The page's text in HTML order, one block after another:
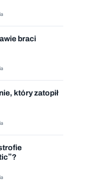
braci
który zatopił